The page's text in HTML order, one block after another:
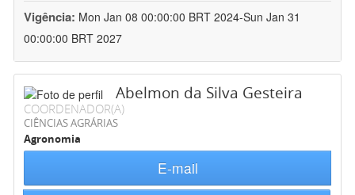
Vigência: Mon Jan 08 00:00:00 BRT 2024-Sun Jan 31
00:00:00 BRT 2027
Abelmon da Silva Gesteira
COORDENADOR(A)
CIÊNCIAS AGRÁRIAS
Agronomia
E-mail